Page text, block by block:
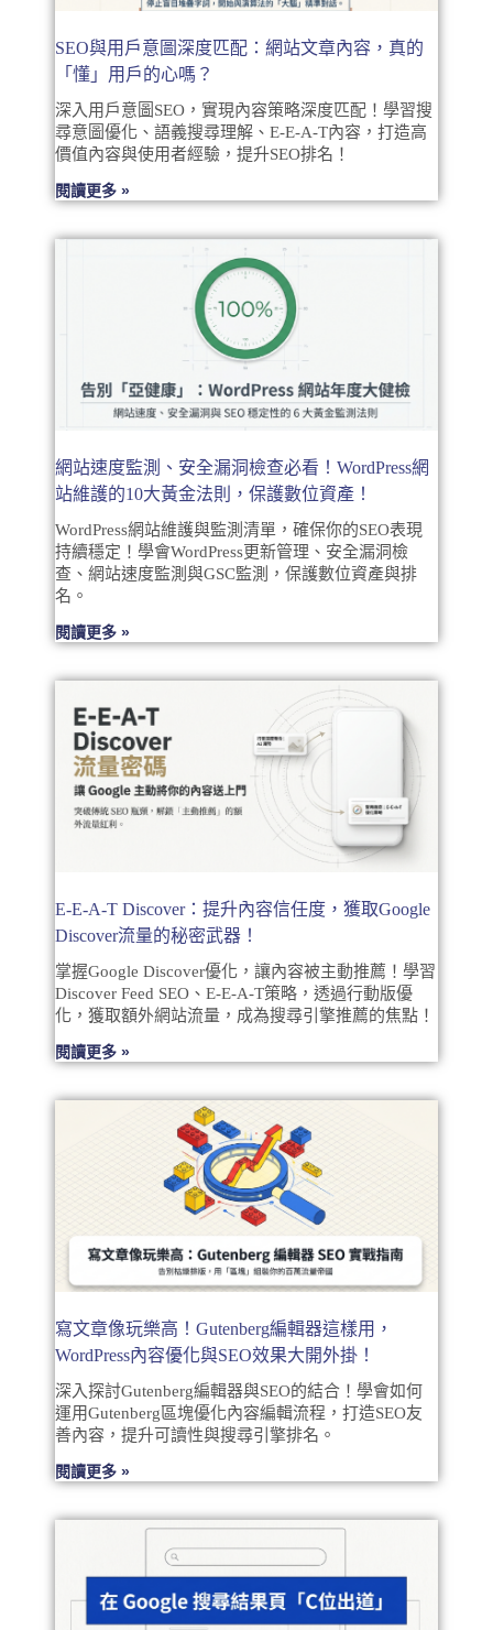
SEO與用戶意圖深度匹配：網站文章內容，真的
「懂」用戶的心嗎？
深入用戶意圖SEO，實現內容策略深度匹配！學習搜
尋意圖優化、語義搜尋理解、E-E-A-T內容，打造高
價值內容與使用者經驗，提升SEO排名！
閱讀更多 »
網站速度監測、安全漏洞檢查必看！WordPress網
站維護的10大黃金法則，保護數位資產！
WordPress網站維護與監測清單，確保你的SEO表現
持續穩定！學會WordPress更新管理、安全漏洞檢
查、網站速度監測與GSC監測，保護數位資產與排
名。
閱讀更多 »
E-E-A-T Discover：提升內容信任度，獲取Google
Discover流量的秘密武器！
掌握Google Discover優化，讓內容被主動推薦！學習
Discover Feed SEO、E-E-A-T策略，透過行動版優
化，獲取額外網站流量，成為搜尋引擎推薦的焦點！
閱讀更多 »
寫文章像玩樂高！Gutenberg編輯器這樣用，
WordPress內容優化與SEO效果大開外掛！
深入探討Gutenberg編輯器與SEO的結合！學會如何
運用Gutenberg區塊優化內容編輯流程，打造SEO友
善內容，提升可讀性與搜尋引擎排名。
閱讀更多 »